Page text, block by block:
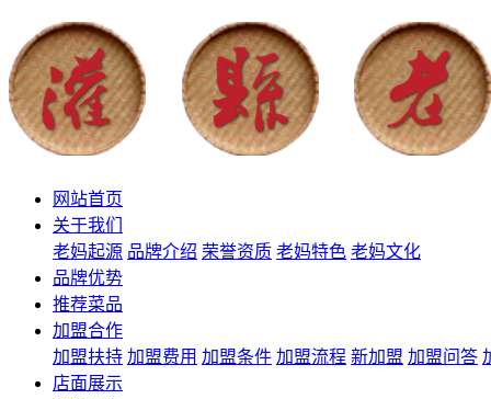
网站首页
关于我们
老妈起源 品牌介绍 荣誉资质 老妈特色 老妈文化
品牌优势
推荐菜品
加盟合作
加盟扶持 加盟费用 加盟条件 加盟流程 新加盟 加盟问答
店面展示